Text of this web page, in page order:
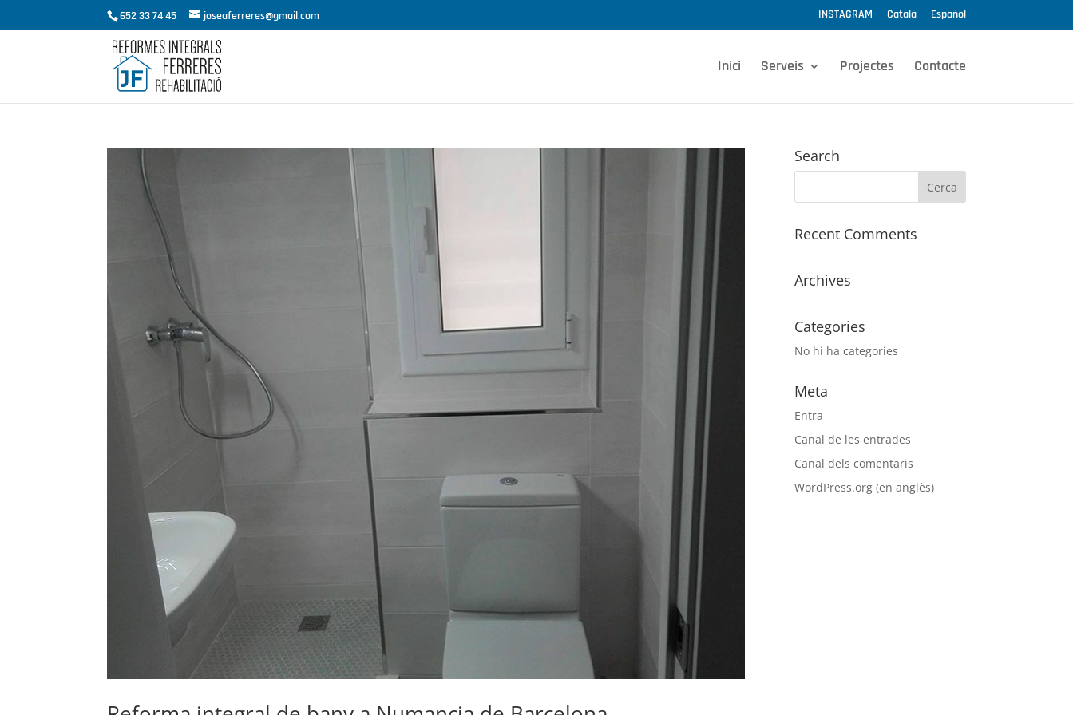
652 33 74 45 joseaferreres@gmail.com INSTAGRAM Català Español
Inici Serveis Projectes Contacte
Search
Recent Comments
Archives
Categories
No hi ha categories
Meta
Entra
Canal de les entrades
Canal dels comentaris
WordPress.org (en anglès)